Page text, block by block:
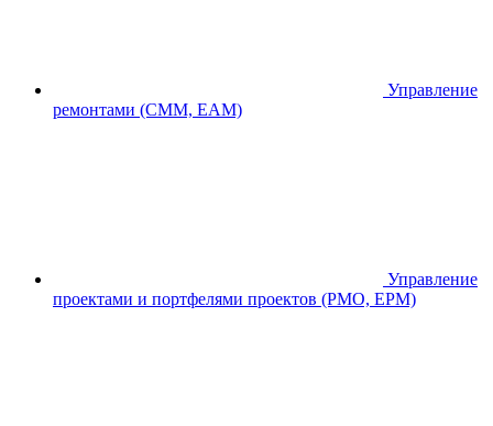
Управление
ремонтами (CMM, EAM)
Управление
проектами и портфелями проектов (PMO, EPM)